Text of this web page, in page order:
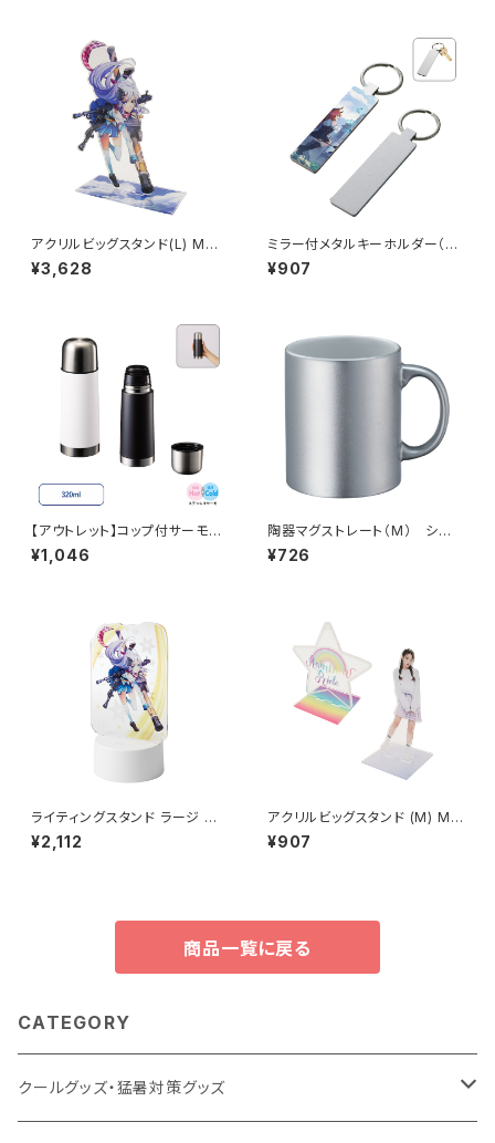
アクリルビッグスタンド(L) MG2
60×420mm
¥3,628
ミラー付メタルキーホルダー（ス
¥907
【アウトレット】コップ付サーモス
¥1,046
陶器マグストレート（M） シル
バー MG
¥726
ライティングスタンド ラージ M
G（アクリル板対応）
¥2,112
アクリルビッグスタンド (M) MG
210×260mm
¥907
商品一覧に戻る
CATEGORY
クールグッズ・猛暑対策グッズ